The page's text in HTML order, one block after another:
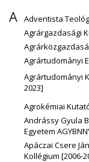
A
Adventista
Agrárgazdasági
Agrártudományi
Agrártudományi
2023]
Agrokémiai
Andrássy Gyula
Egyetem
Apáczai Csere
Kollégium [2006-